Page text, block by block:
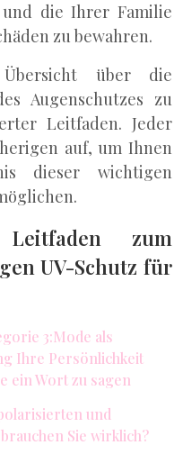
die Ihrer Familie
zu bewahren.
über die
Augenschutzes zu
Leitfaden. Jeder
auf, um Ihnen
dieser wichtigen
zum
UV-Schutz für
3:Mode als
Ihre Persönlichkeit
ein Wort zu sagen
und
Sie wirklich?